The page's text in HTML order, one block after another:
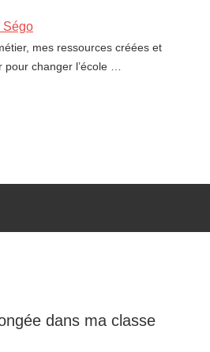
mes ressources créées et
changer l’école …
dans ma classe